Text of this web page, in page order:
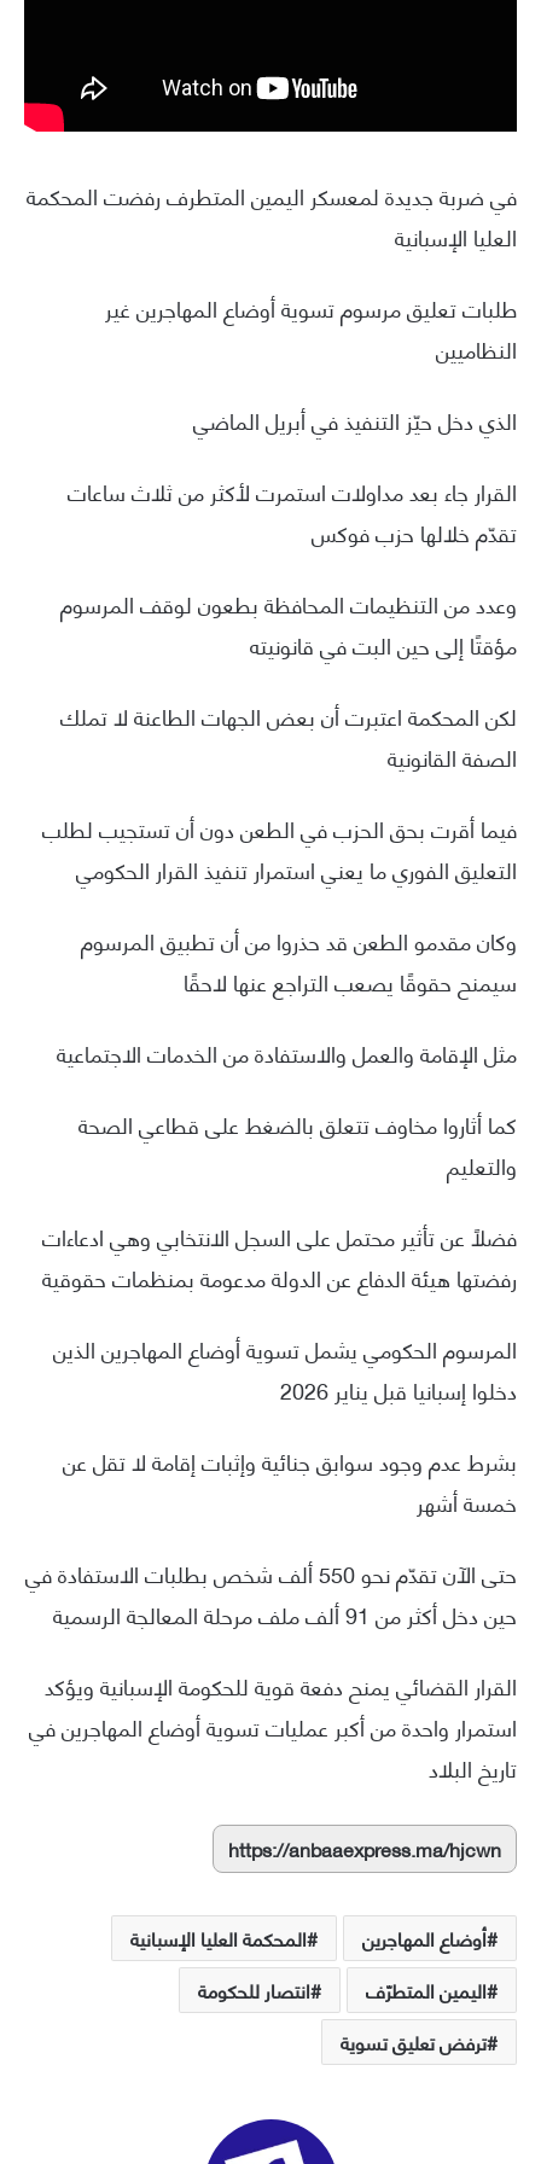
في ضربة جديدة لمعسكر اليمين المتطرف رفضت المحكمة
العليا الإسبانية
طلبات تعليق مرسوم تسوية أوضاع المهاجرين غير
النظاميين
الذي دخل حيّز التنفيذ في أبريل الماضي
القرار جاء بعد مداولات استمرت لأكثر من ثلاث ساعات
تقدّم خلالها حزب فوكس
وعدد من التنظيمات المحافظة بطعون لوقف المرسوم
مؤقتًا إلى حين البت في قانونيته
لكن المحكمة اعتبرت أن بعض الجهات الطاعنة لا تملك
الصفة القانونية
فيما أقرت بحق الحزب في الطعن دون أن تستجيب لطلب
التعليق الفوري ما يعني استمرار تنفيذ القرار الحكومي
وكان مقدمو الطعن قد حذروا من أن تطبيق المرسوم
سيمنح حقوقًا يصعب التراجع عنها لاحقًا
مثل الإقامة والعمل والاستفادة من الخدمات الاجتماعية
كما أثاروا مخاوف تتعلق بالضغط على قطاعي الصحة
والتعليم
فضلًا عن تأثير محتمل على السجل الانتخابي وهي ادعاءات
رفضتها هيئة الدفاع عن الدولة مدعومة بمنظمات حقوقية
المرسوم الحكومي يشمل تسوية أوضاع المهاجرين الذين
دخلوا إسبانيا قبل يناير 2026
بشرط عدم وجود سوابق جنائية وإثبات إقامة لا تقل عن
خمسة أشهر
حتى الآن تقدّم نحو 550 ألف شخص بطلبات الاستفادة في
حين دخل أكثر من 91 ألف ملف مرحلة المعالجة الرسمية
القرار القضائي يمنح دفعة قوية للحكومة الإسبانية ويؤكد
استمرار واحدة من أكبر عمليات تسوية أوضاع المهاجرين في
تاريخ البلاد
https://anbaaexpress.ma/hjcwn
أوضاع المهاجرين
المحكمة العليا الإسبانية
اليمين المتطرّف
انتصار للحكومة
ترفض تعليق تسوية